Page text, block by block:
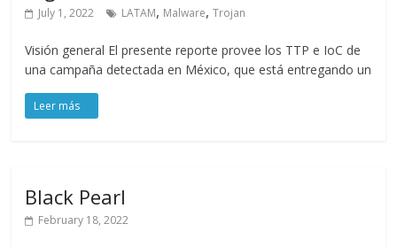
July 1, 2022 LATAM, Malware,Trojan
Visión general El presente reporte provee los TTP e IoC de
una campaña detectada en México, que está entregando un
Black Pearl
February 18, 2022